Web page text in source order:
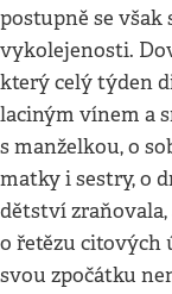
postupně se
vykolejenosti.
který celý týden
laciným vínem a
s manželkou, o
matky i sestry, o
dětství
o řetězu citových
svou zpočátku